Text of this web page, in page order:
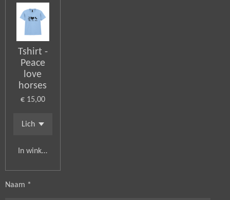
Tshirt -
Peace
love
horses
€ 15,00
In winkelwagen
Naam *